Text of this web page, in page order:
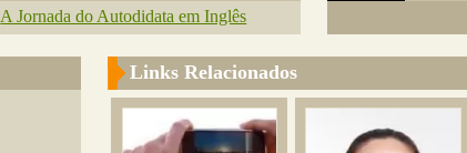
A Jornada do Autodidata em Inglês
Links Relacionados